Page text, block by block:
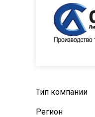
Тип компании
Регион